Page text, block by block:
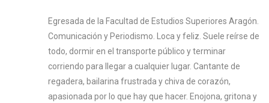
Egresada de la Facultad de Estudios Superiores Aragón.
Comunicación y Periodismo. Loca y feliz. Suele reírse de
todo, dormir en el transporte público y terminar
corriendo para llegar a cualquier lugar. Cantante de
regadera, bailarina frustrada y chiva de corazón,
apasionada por lo que hay que hacer. Enojona, gritona y